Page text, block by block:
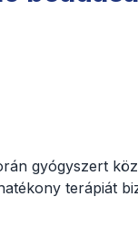
gyógyszert
terápiát